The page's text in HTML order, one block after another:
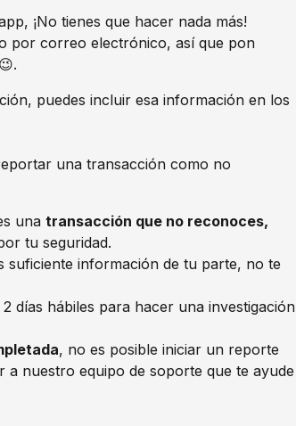
¡No tienes que hacer nada más!
por correo electrónico, así que pon
puedes incluir esa información en los
una transacción como no
una transacción que no reconoces,
tu seguridad.
suficiente información de tu parte, no te
días hábiles para hacer una investigación
, no es posible iniciar un reporte
nuestro equipo de soporte que te ayude